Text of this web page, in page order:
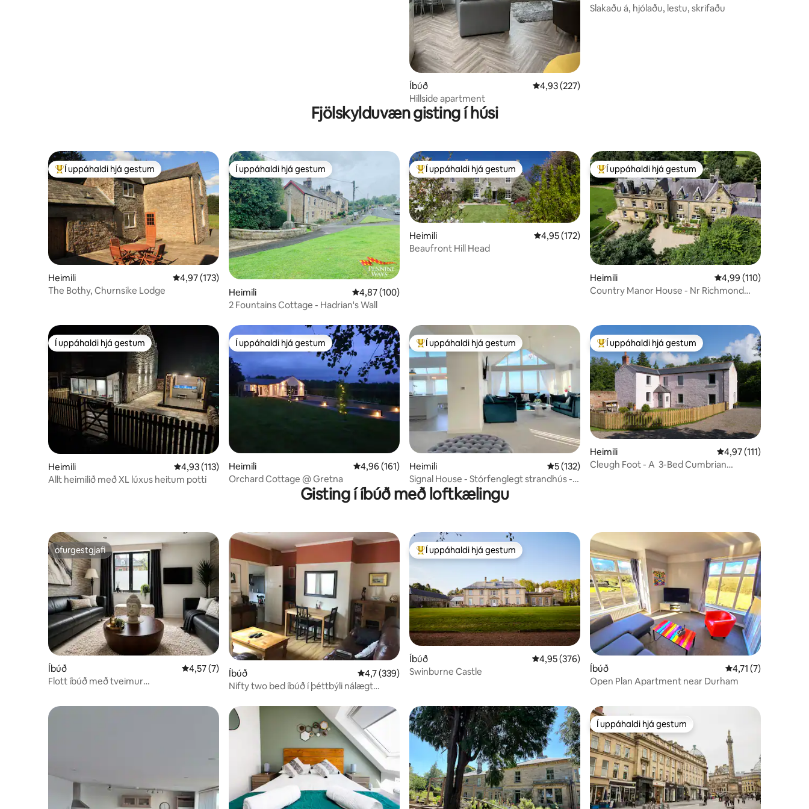
Íbúð 4,93 af 5 í meðaleinkunn, 227 umsagnir
4,93 (227)
Hillside apartment
Slakaðu á, hjólaðu, lestu, skrifaðu
Fjölskylduvæn gisting í húsi
Í mestu uppáhaldi hjá gestum
Í uppáhaldi hjá gestum
Heimili 4,97 af 5 í meðaleinkunn, 173 umsagnir
4,97 (173)
The Bothy, Churnsike Lodge
Í uppáhaldi hjá gestum
Í uppáhaldi hjá gestum
Heimili 4,87 af 5 í meðaleinkunn, 100 umsagnir
4,87 (100)
2 Fountains Cottage - Hadrian's Wall
Í mestu uppáhaldi hjá gestum
Í uppáhaldi hjá gestum
Heimili 4,95 af 5 í meðaleinkunn, 172 umsagnir
4,95 (172)
Beaufront Hill Head
Í mestu uppáhaldi hjá gestum
Í uppáhaldi hjá gestum
Heimili 4,99 af 5 í
4,99 (110)
Country Manor House - Nr Richmond
Í uppáhaldi hjá gestum
Í uppáhaldi hjá gestum
Heimili 4,93 af 5 í meðaleinkunn, 113 umsagnir
4,93 (113)
Allt heimilið með XL lúxus heitum potti
Í uppáhaldi hjá gestum
Í uppáhaldi hjá gestum
Heimili 4,96 af 5 í meðaleinkunn, 161 umsagnir
4,96 (161)
Orchard Cottage @ Gretna
Í mestu uppáhaldi hjá gestum
Í uppáhaldi hjá gestum
Heimili 5 af 5 í meðaleinkunn, 132 umsagnir
5 (132)
Signal House - Stórfenglegt strandhús -
2020 Bygging
Í mestu uppáhaldi hjá gestum
Í uppáhaldi hjá gestum
Heimili 4,97 af 5 í
4,97 (111)
Cleugh Foot - A ‌ 3-Bed Cumbrian
Gisting í íbúð með loftkælingu
ofurgestgjafi
ofurgestgjafi
Íbúð 4,57 af 5 í meðaleinkunn, 7 umsagnir
4,57 (7)
Flott íbúð með tveimur
miðbænum
Íbúð 4,7 af 5 í meðaleinkunn, 339 umsagnir
4,7 (339)
Nifty two bed íbúð í þéttbýli nálægt
Í mestu uppáhaldi hjá gestum
Í uppáhaldi hjá gestum
Íbúð 4,95 af 5 í meðaleinkunn, 376 umsagnir
4,95 (376)
Swinburne Castle
Íbúð 4,71 af 5 í
4,71 (7)
Open Plan Apartment near Durham
Í uppáhaldi hjá gestum
Í uppáhaldi hjá gestum